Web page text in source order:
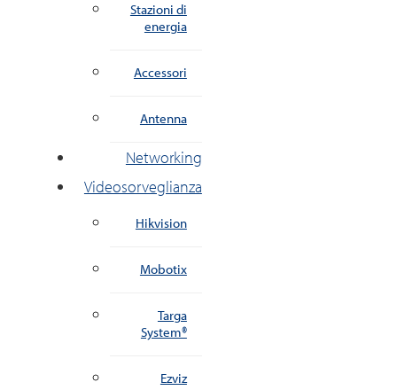
Stazioni di
energia
Accessori
Antenna
Networking
Videosorveglianza
Hikvision
Mobotix
Targa
System®
Ezviz